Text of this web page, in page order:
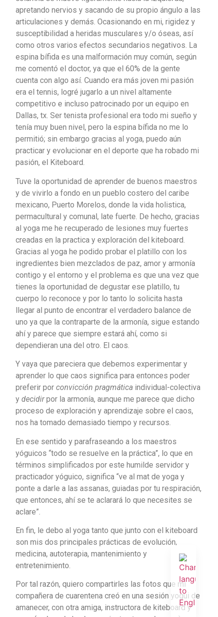
apretando nervios y sacando de su propio ángulo a las
articulaciones y demás. Ocasionando en mi, rigidez y
susceptibilidad a heridas musculares y/o óseas, así
como otros varios efectos secundarios negativos. La
espina bífida es una malformación muy común, según
me comentó el doctor, ya que el 60% de la gente
cuenta con algo así. Cuando era más joven mi pasión
era el tennis, logré jugarlo a un nivel altamente
competitivo e incluso patrocinado por un equipo en
Dallas, tx. Ser tenista profesional era todo mi sueño y
tenía muy buen nivel, pero la espina bífida no me lo
permitió; sin embargo gracias al yoga, puedo aún
practicar y evolucionar en el deporte que ha robado mi
pasión, el Kiteboard.
Tuve la oportunidad de aprender de buenos maestros
y de vivirlo a fondo en un pueblo costero del caribe
mexicano, Puerto Morelos, donde la vida holistica,
permacultural y comunal, late fuerte. De hecho, gracias
al yoga me he recuperado de lesiones muy fuertes
creadas en la practica y exploración del kiteboard.
Gracias al yoga he podido probar el platillo con los
ingredientes bien mezclados de paz, amor y armonía
contigo y el entorno y el problema es que una vez que
tienes la oportunidad de degustar ese platillo, tu
cuerpo lo reconoce y por lo tanto lo solicita hasta
llegar al punto de encontrar el verdadero balance de
uno ya que la contraparte de la armonía, sigue estando
ahí y parece que siempre estará ahí, como si
dependieran una del otro. El caos.
Y vaya que pareciera que debemos experimentar y
aprender lo que caos significa para entonces poder
preferir porconvicción pragmática individual-colectiva
ydecidirpor la armonía, aunque me parece que dicho
proceso de exploración y aprendizaje sobre el caos,
nos ha tomado demasiado tiempo y recursos.
En ese sentido y parafraseando a los maestros
yóguicos “todo se resuelve en la práctica”, lo que en
términos simplificados por este humilde servidor y
practicador yóguico, significa “ve al mat de yoga y
ponte a darle a las assanas, guiadas por tu respiración,
que entonces, ahí se te aclarará lo que necesites se
aclare”.
En fin, le debo al yoga tanto que junto con el kiteboard
son mis dos principales prácticas de evolución,
medicina, autoterapia, mantenimiento y
entretenimiento.
Por tal razón, quiero compartirles las fotos que mi
compañera de cuarentena creó en una sesión yogui de
amanecer, con otra amiga, instructora de kiteboard y